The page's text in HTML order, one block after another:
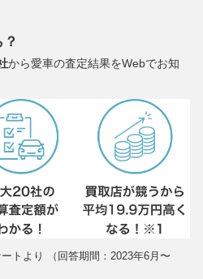
から愛車の査定結果をWebでお知
トより （回答期間：2023年6月〜